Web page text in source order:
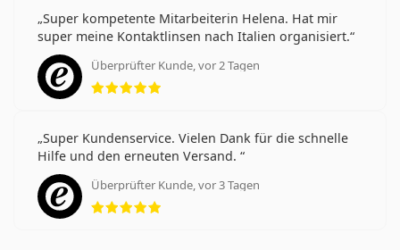
Super kompetente Mitarbeiterin Helena. Hat mir
super meine Kontaktlinsen nach Italien organisiert.
Überprüfter Kunde, vor 2 Tagen
Bewertung 5 aus 5
Super Kundenservice. Vielen Dank für die schnelle
Hilfe und den erneuten Versand.
Überprüfter Kunde, vor 3 Tagen
Bewertung 5 aus 5